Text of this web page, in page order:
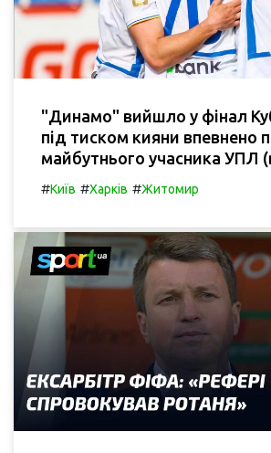
"Динамо" вийшло у фінал
під тиском кияни впевнено
майбутнього учасника УПЛ
#Київ #Харків #Житомир